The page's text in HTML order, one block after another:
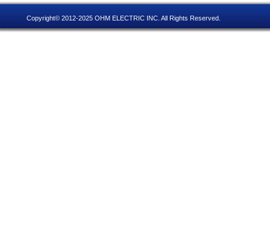
Copyright© 2012-2025 OHM ELECTRIC INC. All Rights Reserved.